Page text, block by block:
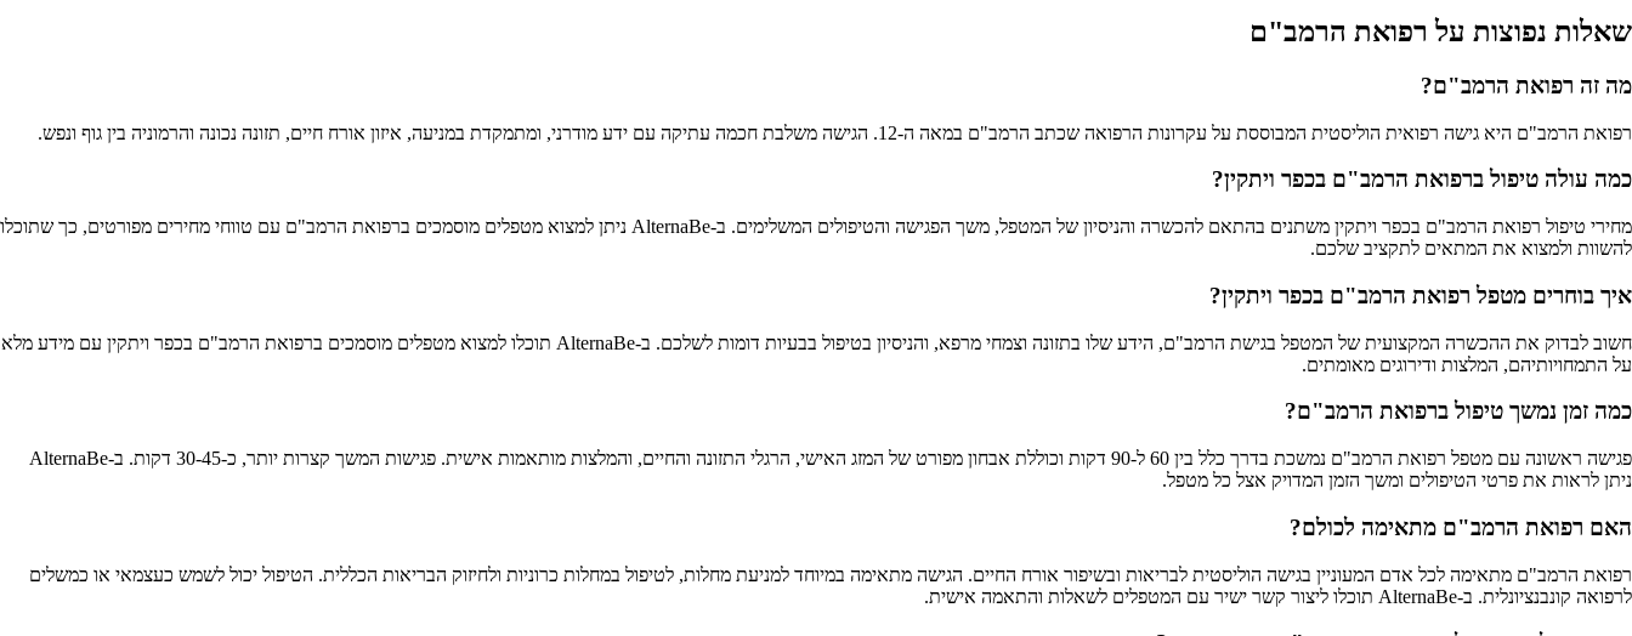
שאלות נפוצות על רפואת הרמב"ם
מה זה רפואת הרמב"ם?
רפואת הרמב"ם היא גישה רפואית הוליסטית המבוססת על עקרונות הרפואה שכתב הרמב"ם במאה ה-12. הגישה משלבת חכמה עתיקה עם ידע מודרני, ומתמקדת במניעה, איזון אורח חיים, תזונה נכונה והרמוניה בין גוף ונפש.
כמה עולה טיפול ברפואת הרמב"ם בכפר ויתקין?
מחירי טיפול רפואת הרמב"ם בכפר ויתקין משתנים בהתאם להכשרה והניסיון של המטפל, משך הפגישה והטיפולים המשלימים. ב-AlternaBe ניתן למצוא מטפלים מוסמכים ברפואת הרמב"ם עם טווחי מחירים מפורטים, כך שתוכלו
להשוות ולמצוא את המתאים לתקציב שלכם.
איך בוחרים מטפל רפואת הרמב"ם בכפר ויתקין?
חשוב לבדוק את ההכשרה המקצועית של המטפל בגישת הרמב"ם, הידע שלו בתזונה וצמחי מרפא, והניסיון בטיפול בבעיות דומות לשלכם. ב-AlternaBe תוכלו למצוא מטפלים מוסמכים ברפואת הרמב"ם בכפר ויתקין עם מידע מלא
על התמחויותיהם, המלצות ודירוגים מאומתים.
כמה זמן נמשך טיפול ברפואת הרמב"ם?
פגישה ראשונה עם מטפל רפואת הרמב"ם נמשכת בדרך כלל בין 60 ל-90 דקות וכוללת אבחון מפורט של המזג האישי, הרגלי התזונה והחיים, והמלצות מותאמות אישית. פגישות המשך קצרות יותר, כ-30-45 דקות. ב-AlternaBe
ניתן לראות את פרטי הטיפולים ומשך הזמן המדויק אצל כל מטפל.
האם רפואת הרמב"ם מתאימה לכולם?
רפואת הרמב"ם מתאימה לכל אדם המעוניין בגישה הוליסטית לבריאות ובשיפור אורח החיים. הגישה מתאימה במיוחד למניעת מחלות, לטיפול במחלות כרוניות ולחיזוק הבריאות הכללית. הטיפול יכול לשמש כעצמאי או כמשלים
לרפואה קונבנציונלית. ב-AlternaBe תוכלו ליצור קשר ישיר עם המטפלים לשאלות והתאמה אישית.